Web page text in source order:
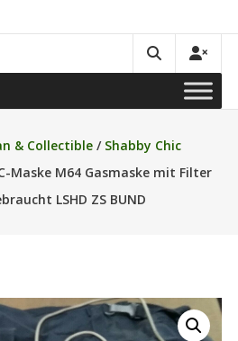
& Collectible / Shabby Chic
Maske M64 Gasmaske mit Filter
LSHD ZS BUND